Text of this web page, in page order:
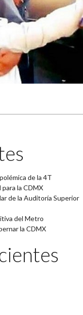
de la 4T
la CDMX
de la Auditoría Superior
del Metro
la CDMX